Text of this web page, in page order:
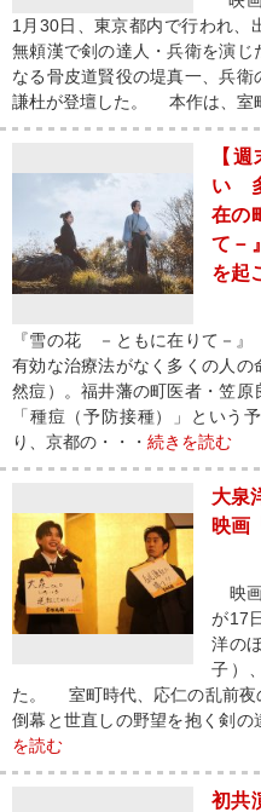
1月30日、東京都内で行われ、
無頼漢で剣の達人・兵衛を演じ
なる骨皮道賢役の堤真一、兵
謙杜が登壇した。 本作は、室
【
い
在の
て－
を起
『雪の花 －ともに在りて－
有効な治療法がなく多くの人
然痘）。福井藩の町医者・笠
「種痘（予防接種）」という
り、京都の・・・ 続きを読む
大泉
映画
映画
が17
洋の
子）
た。 室町時代、応仁の乱前夜
倒幕と世直しの野望を抱く剣の
を読む
初共